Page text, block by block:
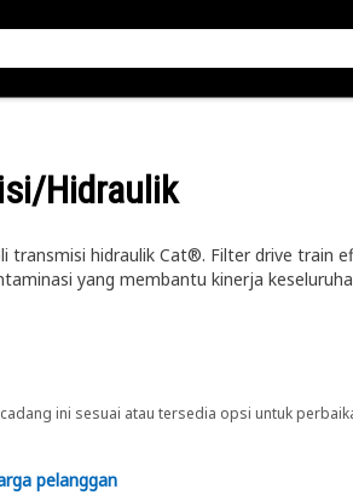
Hidraulik
transmisi hidraulik Cat®. Filter drive train
yang membantu kinerja
ini sesuai atau tersedia opsi untuk
pelanggan